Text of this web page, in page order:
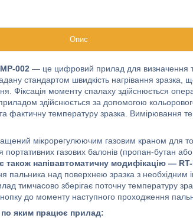
Опис
002 — це цифровий прилад для визначення
стандартом швидкість нагрівання зразка,
Фіксація моменту спалаху здійснюється
здійснюється за допомогою
фактичну температуру зразка. Вимірювання
мікрорегулюючим газовим краном для
портативних газових балонів (пропан-бутан або
також напівавтоматичну модифікацію — RT-
пальника над поверхнею зразка з необхідним
тимчасово зберігає поточну температуру
до моменту наступного проходження
яким працює прилад: